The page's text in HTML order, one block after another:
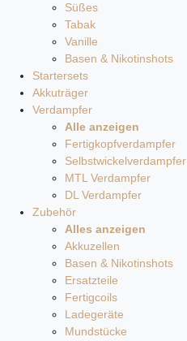
Süßes
Tabak
Vanille
Basen & Nikotinshots
Startersets
Akkuträger
Verdampfer
Alle anzeigen
Fertigkopfverdampfer
Selbstwickelverdampfer
MTL Verdampfer
DL Verdampfer
Zubehör
Alles anzeigen
Akkuzellen
Basen & Nikotinshots
Ersatzteile
Fertigcoils
Ladegeräte
Mundstücke